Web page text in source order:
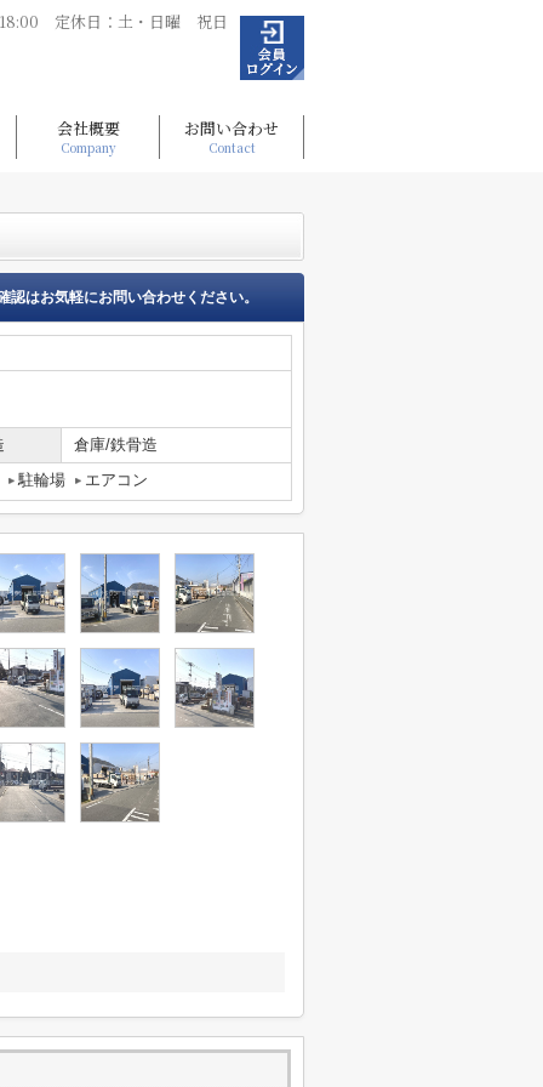
定休日：土・日曜 祝日
会社概要
Company
お問い合わせ
Contact
認はお気軽にお問い合わせください。
倉庫/鉄骨造
駐輪場 エアコン